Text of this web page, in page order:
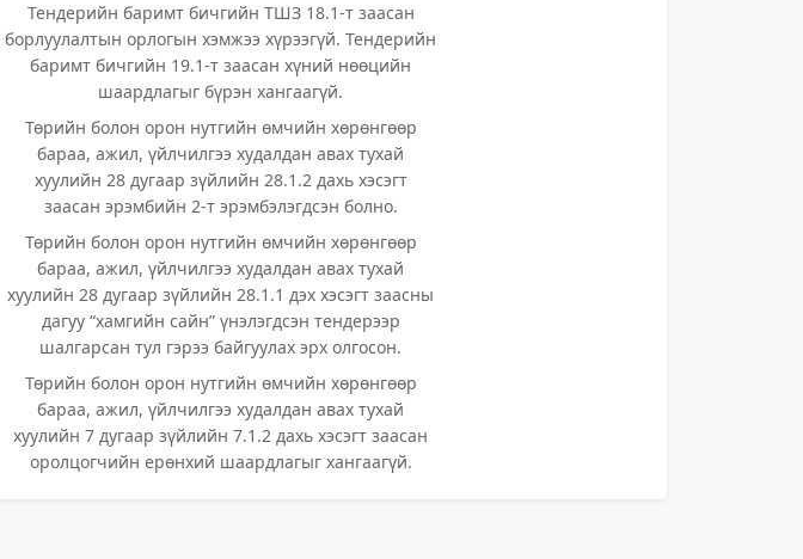
Тендерийн баримт бичгийн ТШЗ 18.1-т заасан
борлуулалтын орлогын хэмжээ хүрээгүй. Тендерийн
баримт бичгийн 19.1-т заасан хүний нөөцийн
шаардлагыг бүрэн хангаагүй.
Төрийн болон орон нутгийн өмчийн хөрөнгөөр
бараа, ажил, үйлчилгээ худалдан авах тухай
хуулийн 28 дугаар зүйлийн 28.1.2 дахь хэсэгт
заасан эрэмбийн 2-т эрэмбэлэгдсэн болно.
Төрийн болон орон нутгийн өмчийн хөрөнгөөр
бараа, ажил, үйлчилгээ худалдан авах тухай
хуулийн 28 дугаар зүйлийн 28.1.1 дэх хэсэгт заасны
дагуу “хамгийн сайн” үнэлэгдсэн тендерээр
шалгарсан тул гэрээ байгуулах эрх олгосон.
Төрийн болон орон нутгийн өмчийн хөрөнгөөр
бараа, ажил, үйлчилгээ худалдан авах тухай
хуулийн 7 дугаар зүйлийн 7.1.2 дахь хэсэгт заасан
оролцогчийн ерөнхий шаардлагыг хангаагүй.